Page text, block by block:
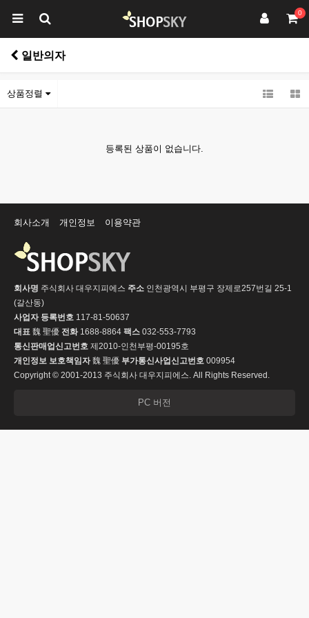
0
일반의자
상품정렬
등록된 상품이 없습니다.
회사소개 개인정보 이용약관
회사명 주식회사 대우지피에스 주소 인천광역시 부평구 장제로257번길 25-1
(갈산동)
사업자 등록번호 117-81-50637
대표 魏 聖優 전화1688-8864 팩스 032-553-7793
통신판매업신고번호 제2010-인천부평-00195호
개인정보 보호책임자魏 聖優 부가통신사업신고번호 009954
Copyright © 2001-2013 주식회사 대우지피에스. All Rights Reserved.
PC 버전